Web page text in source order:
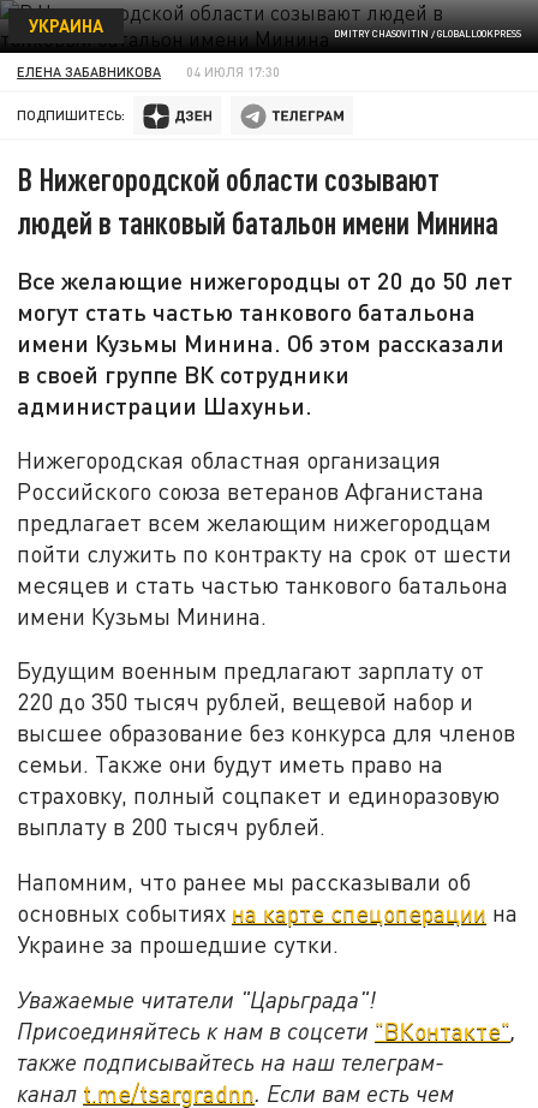
DMITRY CHASOVITIN / GLOBALLOOKPRESS
УКРАИНА
ЕЛЕНА ЗАБАВНИКОВА 04 ИЮЛЯ 17:30
ПОДПИШИТЕСЬ:
В Нижегородской области созывают
людей в танковый батальон имени Минина
Все желающие нижегородцы от 20 до 50 лет
могут стать частью танкового батальона
имени Кузьмы Минина. Об этом рассказали
в своей группе ВК сотрудники
администрации Шахуньи.
Нижегородская областная организация
Российского союза ветеранов Афганистана
предлагает всем желающим нижегородцам
пойти служить по контракту на срок от шести
месяцев и стать частью танкового батальона
имени Кузьмы Минина.
Будущим военным предлагают зарплату от
220 до 350 тысяч рублей, вещевой набор и
высшее образование без конкурса для членов
семьи. Также они будут иметь право на
страховку, полный соцпакет и единоразовую
выплату в 200 тысяч рублей.
Напомним, что ранее мы рассказывали об
основных событиях на карте спецоперации на
Украине за прошедшие сутки.
Уважаемые читатели "Царьграда"!
Присоединяйтесь к нам в соцсети "ВКонтакте",
также подписывайтесь на наш телеграм-
канал t.me/tsargradnn. Если вам есть чем